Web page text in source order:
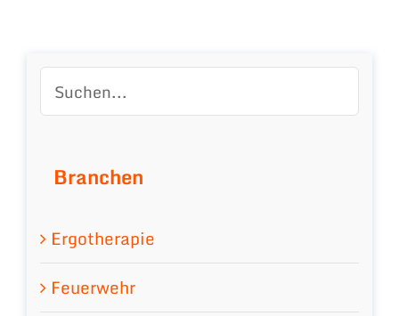
Branchen
Ergotherapie
Feuerwehr